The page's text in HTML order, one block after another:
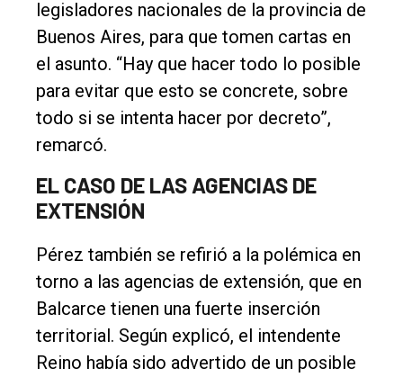
legisladores nacionales de la provincia de
Buenos Aires, para que tomen cartas en
el asunto. “Hay que hacer todo lo posible
para evitar que esto se concrete, sobre
todo si se intenta hacer por decreto”,
remarcó.
EL CASO DE LAS AGENCIAS DE
EXTENSIÓN
Pérez también se refirió a la polémica en
torno a las agencias de extensión, que en
Balcarce tienen una fuerte inserción
territorial. Según explicó, el intendente
Reino había sido advertido de un posible